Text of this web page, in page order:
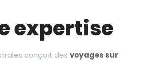
expertise
conçoit des voyages sur